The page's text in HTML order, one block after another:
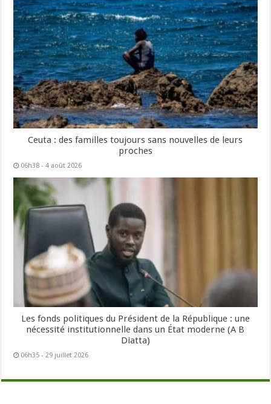
Ceuta : des familles toujours sans nouvelles de leurs
proches
06h38 - 4 août 2026
Les fonds politiques du Président de la République : une
nécessité institutionnelle dans un État moderne (A B
Diatta)
06h35 - 29 juillet 2026